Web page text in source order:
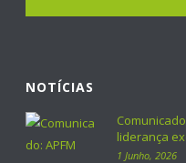
NOTÍCIAS
liderança
1 Junho, 2026